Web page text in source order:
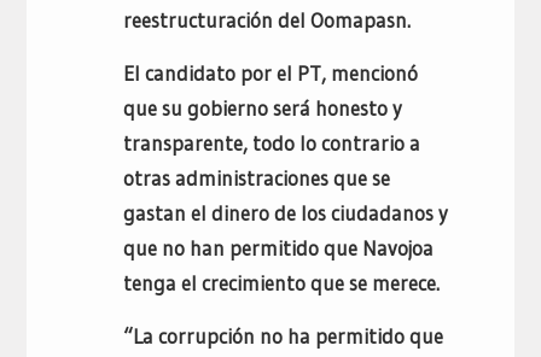
reestructuración del Oomapasn.
El candidato por el PT, mencionó
que su gobierno será honesto y
transparente, todo lo contrario a
otras administraciones que se
gastan el dinero de los ciudadanos y
que no han permitido que Navojoa
tenga el crecimiento que se merece.
“La corrupción no ha permitido que